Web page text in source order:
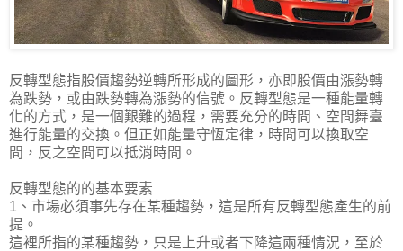
反轉型態指股價趨勢逆轉所形成的圖形，亦即股價由漲勢轉
為跌勢，或由跌勢轉為漲勢的信號。反轉型態是一種能量轉
化的方式，是一個艱難的過程，需要充分的時間、空間舞臺
進行能量的交換。但正如能量守恆定律，時間可以換取空
間，反之空間可以抵消時間。
反轉型態的的基本要素
1、市場必須事先存在某種趨勢，這是所有反轉型態產生的前
提。
這裡所指的某種趨勢，只是上升或者下降這兩種情況，至於